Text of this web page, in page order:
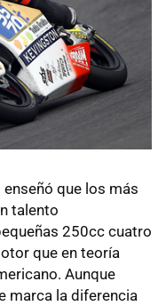
que los más
talento
250cc cuatro
que en teoría
Aunque
marca la diferencia